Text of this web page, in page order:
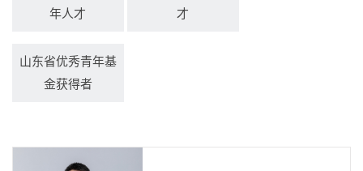
年人才
才
山东省优秀青年基
金获得者